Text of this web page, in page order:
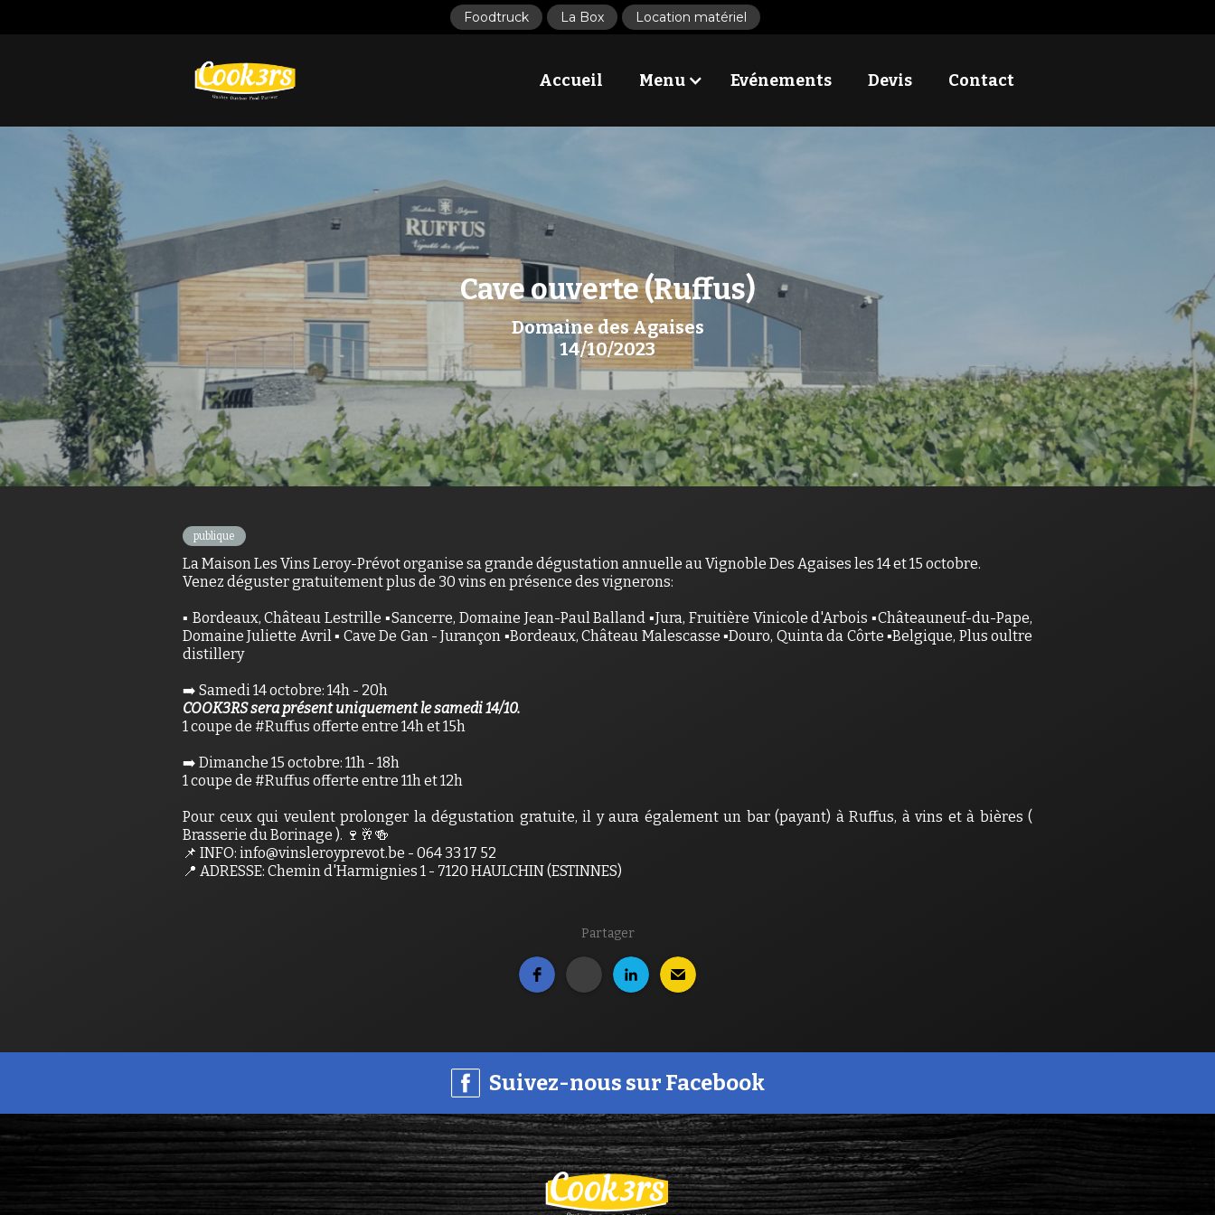
Foodtruck La Box Location matériel
Accueil Menu Evénements Devis Contact
Cave ouverte (Ruffus)
Domaine des Agaises
14/10/2023
publique
La Maison Les Vins Leroy-Prévot organise sa grande dégustation annuelle au Vignoble Des Agaises les 14 et 15 octobre.
Venez déguster gratuitement plus de 30 vins en présence des vignerons:
▪️ Bordeaux, Château Lestrille ▪️Sancerre, Domaine Jean-Paul Balland ▪️Jura, Fruitière Vinicole d'Arbois ▪️Châteauneuf-du-Pape,
Domaine Juliette Avril ▪️ Cave De Gan - Jurançon ▪️Bordeaux, Château Malescasse ▪️Douro, Quinta da Côrte ▪️Belgique, Plus oultre
distillery
➡️ Samedi 14 octobre: 14h - 20h
COOK3RS sera présent uniquement le samedi 14/10.
1 coupe de #Ruffus offerte entre 14h et 15h
➡️ Dimanche 15 octobre: 11h - 18h
1 coupe de #Ruffus offerte entre 11h et 12h
Pour ceux qui veulent prolonger la dégustation gratuite, il y aura également un bar (payant) à Ruffus, à vins et à bières (
Brasserie du Borinage ). 🍷🥂🍻
📌 INFO: info@vinsleroyprevot.be - 064 33 17 52
📍 ADRESSE: Chemin d'Harmignies 1 - 7120 HAULCHIN (ESTINNES)
Partager
Suivez-nous sur Facebook